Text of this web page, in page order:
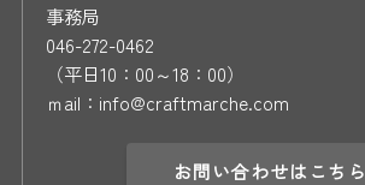
事務局
046-272-0462
（平日10：00～18：00）
ｍail：info@craftmarche.com
お問い合わせはこちら